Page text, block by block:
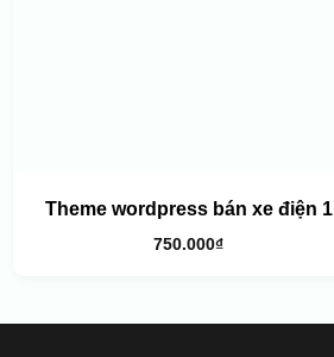
Theme wordpress bán xe điện 1
750.000₫